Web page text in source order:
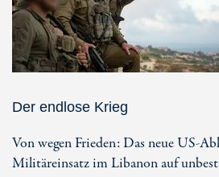
Der endlose Krieg
Von wegen Frieden: Das neue US-
Militäreinsatz im Libanon auf